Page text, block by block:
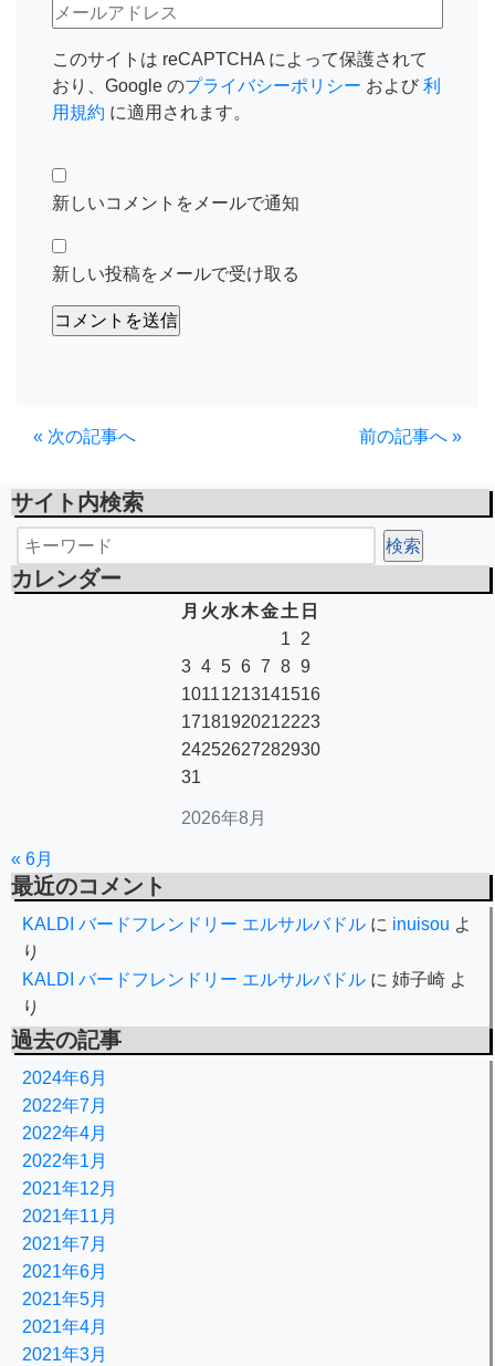
このサイトは reCAPTCHA によって保護されて
おり、Google のプライバシーポリシー および 利
用規約 に適用されます。
新しいコメントをメールで通知
新しい投稿をメールで受け取る
前の記事へ »
« 次の記事へ
サイト内検索
カレンダー
2026年8月
月 火 水木金 土 日
1
2
3 4 5 6 7 8 9
10111213141516
17181920212223
24252627282930
31
« 6月
最近のコメント
KALDI バードフレンドリー エルサルバドル に inuisou よ
り
KALDI バードフレンドリー エルサルバドル に 姉子崎 よ
り
過去の記事
2024年6月
2022年7月
2022年4月
2022年1月
2021年12月
2021年11月
2021年7月
2021年6月
2021年5月
2021年4月
2021年3月